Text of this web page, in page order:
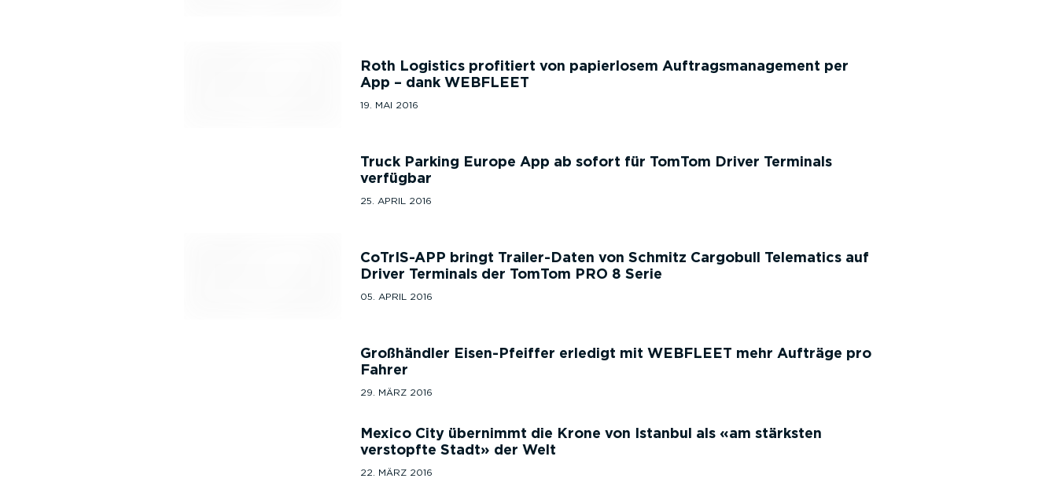
Roth Logistics profitiert von papierlosem Auftragsmanagement per
App – dank WEBFLEET
19. MAI 2016
Truck Parking Europe App ab sofort für TomTom Driver Terminals
verfügbar
25. APRIL 2016
CoTrIS-APP bringt Trailer-Daten von Schmitz Cargobull Telematics auf
Driver Terminals der TomTom PRO 8 Serie
05. APRIL 2016
Großhändler Eisen-Pfeiffer erledigt mit WEBFLEET mehr Aufträge pro
Fahrer
29. MÄRZ 2016
Mexico City übernimmt die Krone von Istanbul als
am stärksten
verstopfte Stadt
der Welt
22. MÄRZ 2016